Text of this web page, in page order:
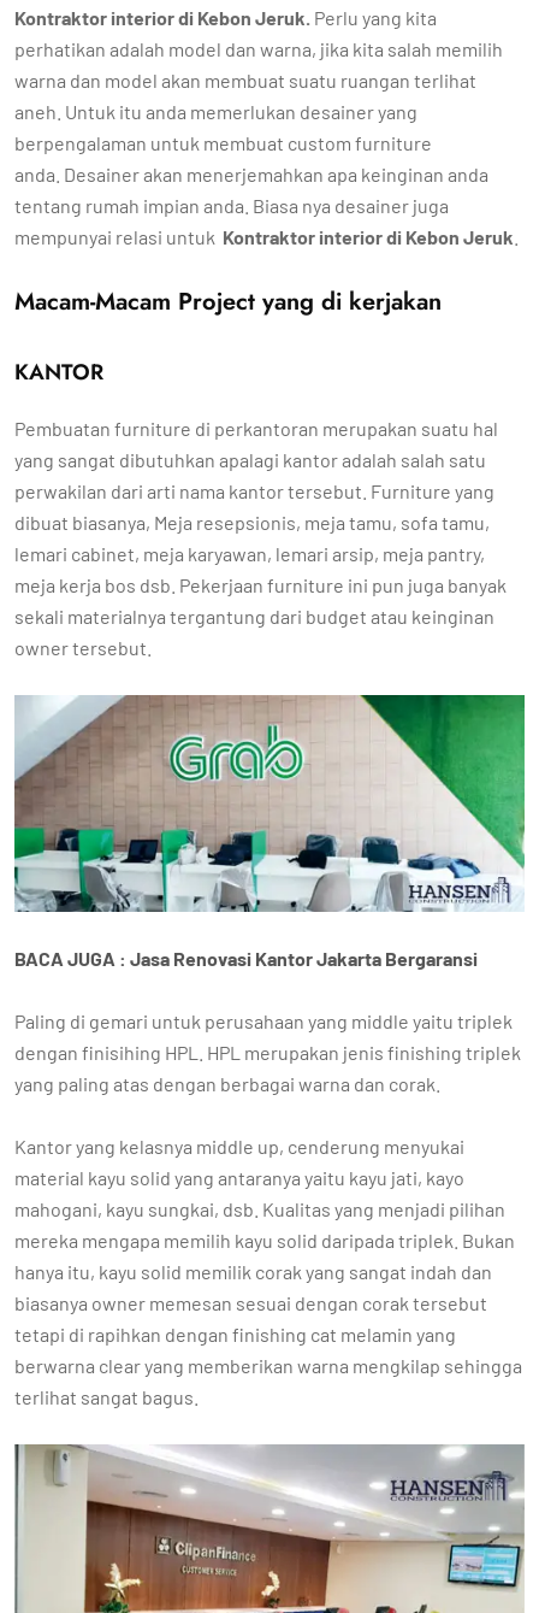
Kontraktor interior di Kebon Jeruk. Perlu yang kita
perhatikan adalah model dan warna, jika kita salah memilih
warna dan model akan membuat suatu ruangan terlihat
aneh. Untuk itu anda memerlukan desainer yang
berpengalaman untuk membuat custom furniture
anda. Desainer akan menerjemahkan apa keinginan anda
tentang rumah impian anda. Biasa nya desainer juga
mempunyai relasi untuk Kontraktor interior di Kebon Jeruk
Macam-Macam Project yang di kerjakan
KANTOR
Pembuatan furniture di perkantoran merupakan suatu hal
yang sangat dibutuhkan apalagi kantor adalah salah satu
perwakilan dari arti nama kantor tersebut. Furniture yang
dibuat biasanya, Meja resepsionis, meja tamu, sofa tamu,
lemari cabinet, meja karyawan, lemari arsip, meja pantry,
meja kerja bos dsb. Pekerjaan furniture ini pun juga banyak
sekali materialnya tergantung dari budget atau keinginan
owner tersebut.
BACA JUGA : Jasa Renovasi Kantor Jakarta Bergaransi
Paling di gemari untuk perusahaan yang middle yaitu triplek
dengan finisihing HPL. HPL merupakan jenis finishing triplek
yang paling atas dengan berbagai warna dan corak.
Kantor yang kelasnya middle up, cenderung menyukai
material kayu solid yang antaranya yaitu kayu jati, kayo
mahogani, kayu sungkai, dsb. Kualitas yang menjadi pilihan
mereka mengapa memilih kayu solid daripada triplek. Bukan
hanya itu, kayu solid memilik corak yang sangat indah dan
biasanya owner memesan sesuai dengan corak tersebut
tetapi di rapihkan dengan finishing cat melamin yang
berwarna clear yang memberikan warna mengkilap sehingga
terlihat sangat bagus.